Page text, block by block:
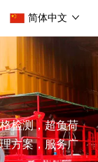
简体中文
检测，超负荷
方案，服务广